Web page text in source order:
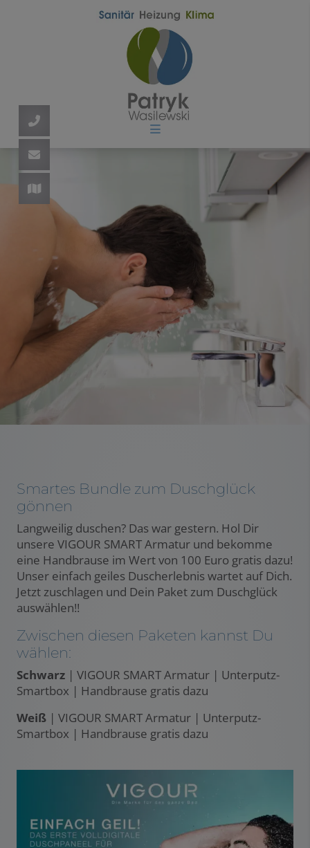
Smartes Bundle zum Duschglück
gönnen
Langweilig duschen? Das war gestern. Hol Dir
unsere VIGOUR SMART Armatur und bekomme
eine Handbrause im Wert von 100 Euro gratis dazu!
Unser einfach geiles Duscherlebnis wartet auf Dich.
Jetzt zuschlagen und Dein Paket zum Duschglück
auswählen!!
Zwischen diesen Paketen kannst Du
wählen:
Schwarz | VIGOUR SMART Armatur | Unterputz-
Smartbox | Handbrause gratis dazu
Weiß | VIGOUR SMART Armatur | Unterputz-
Smartbox | Handbrause gratis dazu